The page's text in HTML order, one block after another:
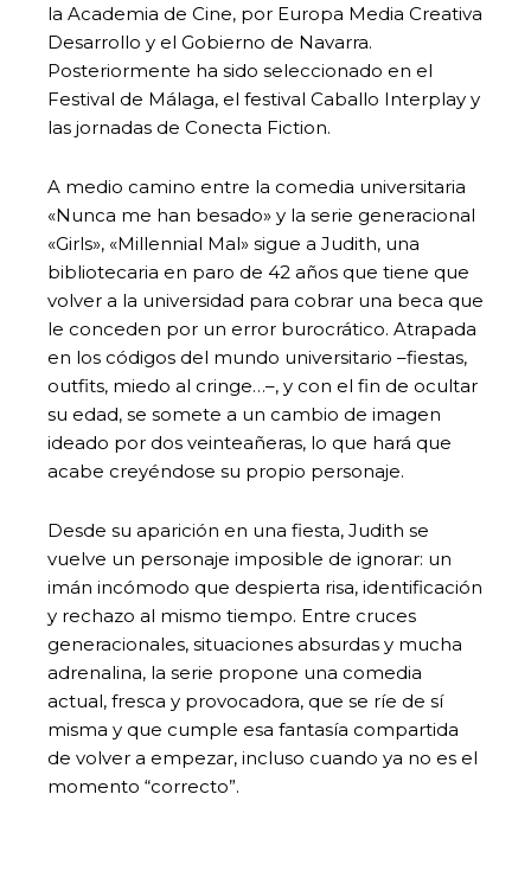
la Academia de Cine, por Europa Media Creativa
Desarrollo y el Gobierno de Navarra.
Posteriormente ha sido seleccionado en el
Festival de Málaga, el festival Caballo Interplay y
las jornadas de Conecta Fiction.
A medio camino entre la comedia universitaria
«Nunca me han besado» y la serie generacional
«Girls», «Millennial Mal» sigue a Judith, una
bibliotecaria en paro de 42 años que tiene que
volver a la universidad para cobrar una beca que
le conceden por un error burocrático. Atrapada
en los códigos del mundo universitario –fiestas,
outfits, miedo al cringe…–, y con el fin de ocultar
su edad, se somete a un cambio de imagen
ideado por dos veinteañeras, lo que hará que
acabe creyéndose su propio personaje.
Desde su aparición en una fiesta, Judith se
vuelve un personaje imposible de ignorar: un
imán incómodo que despierta risa, identificación
y rechazo al mismo tiempo. Entre cruces
generacionales, situaciones absurdas y mucha
adrenalina, la serie propone una comedia
actual, fresca y provocadora, que se ríe de sí
misma y que cumple esa fantasía compartida
de volver a empezar, incluso cuando ya no es el
momento “correcto”.